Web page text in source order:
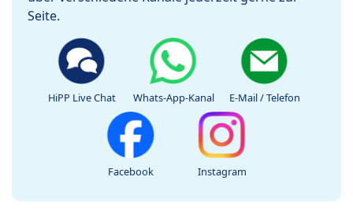
Seite.
HiPP Live Chat Whats-App-Kanal E-Mail / Telefon
Facebook Instagram